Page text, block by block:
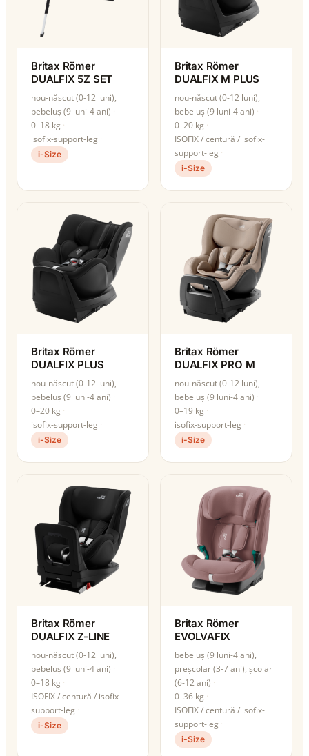
Britax Römer
DUALFIX 5Z SET
nou-născut (0-12 luni),
bebeluș (9 luni-4 ani)
0–18 kg
isofix-support-leg
i-Size
Britax Römer
DUALFIX M PLUS
nou-născut (0-12 luni),
bebeluș (9 luni-4 ani)
0–20 kg
ISOFIX / centură / isofix-
support-leg
i-Size
Britax Römer
DUALFIX PLUS
nou-născut (0-12 luni),
bebeluș (9 luni-4 ani)
0–20 kg
isofix-support-leg
i-Size
Britax Römer
DUALFIX PRO M
nou-născut (0-12 luni),
bebeluș (9 luni-4 ani)
0–19 kg
isofix-support-leg
i-Size
Britax Römer
DUALFIX Z-LINE
nou-născut (0-12 luni),
bebeluș (9 luni-4 ani)
0–18 kg
ISOFIX / centură / isofix-
support-leg
i-Size
Britax Römer
EVOLVAFIX
bebeluș (9 luni-4 ani),
preșcolar (3-7 ani), școlar
(6-12 ani)
0–36 kg
ISOFIX / centură / isofix-
support-leg
i-Size